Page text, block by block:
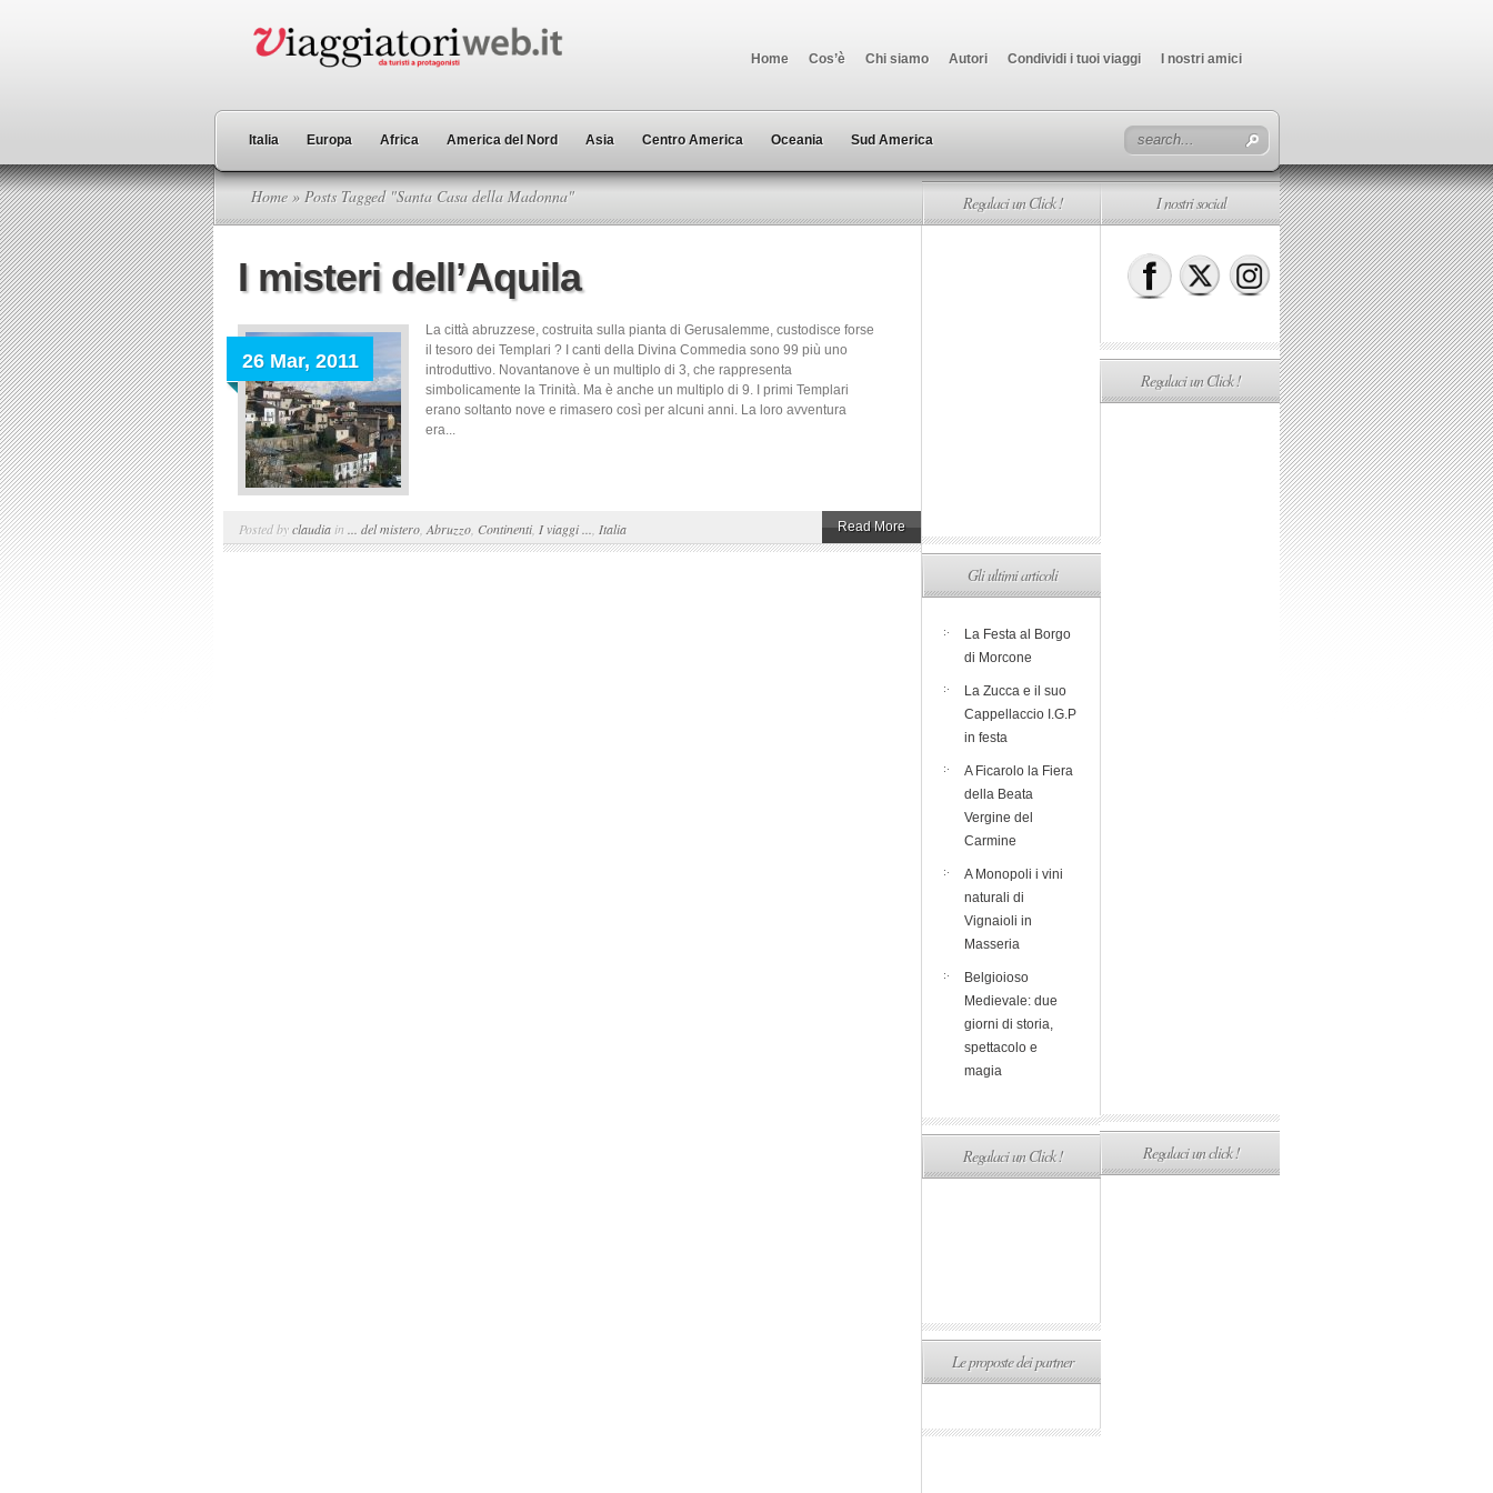
Home Cos’è Chi siamo Autori Condividi i tuoi viaggi I nostri amici
Italia Europa Africa America del Nord Asia Centro America Oceania Sud America
Home » Posts Tagged "Santa Casa della Madonna"
I misteri dell’Aquila
26 Mar, 2011
La città abruzzese, costruita sulla pianta di Gerusalemme, custodisce forse
il tesoro dei Templari ? I canti della Divina Commedia sono 99 più uno
introduttivo. Novantanove è un multiplo di 3, che rappresenta
simbolicamente la Trinità. Ma è anche un multiplo di 9. I primi Templari
erano soltanto nove e rimasero così per alcuni anni. La loro avventura
era...
Posted byclaudia in ... del mistero Abruzzo Continenti, I viaggi ... Italia Read More
Regalaci un Click !
Gli ultimi articoli
La Festa al Borgo
di Morcone
La Zucca e il suo
Cappellaccio I.G.P
in festa
A Ficarolo la Fiera
della Beata
Vergine del
Carmine
A Monopoli i vini
naturali di
Vignaioli in
Masseria
Belgioioso
Medievale: due
giorni di storia,
spettacolo e
magia
Regalaci un Click !
Le proposte dei partner
I nostri social
Regalaci un Click !
Regalaci un click !